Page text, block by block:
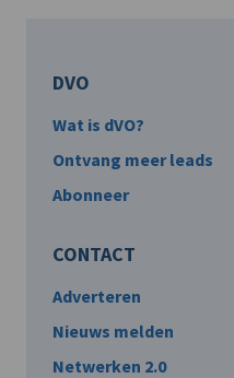
DVO
Wat is dVO?
Ontvang meer leads
Abonneer
CONTACT
Adverteren
Nieuws melden
Netwerken 2.0